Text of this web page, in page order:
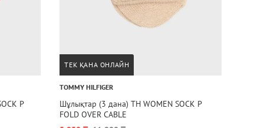
P
ТЕК ҚАНА ОНЛАЙН
TOMMY HILFIGER
Шұлықтар (3 дана) TH WOMEN SOCK P
FOLD OVER CABLE